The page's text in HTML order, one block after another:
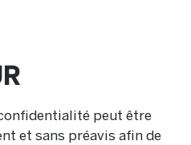
peut être
et sans préavis afin de